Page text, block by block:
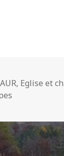
, Eglise et